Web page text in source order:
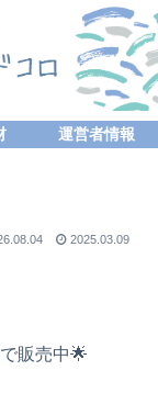
運営者情報
2025.03.09
販売中🌟